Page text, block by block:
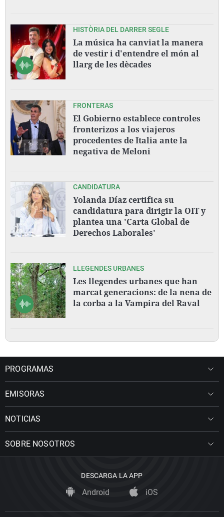
HISTÒRIA DEL DARRER SEGLE
La música ha canviat la manera
de vestir i d'entendre el món al
llarg de les dècades
FRONTERAS
El Gobierno establece controles
fronterizos a los viajeros
procedentes de Italia ante la
negativa de Meloni
CANDIDATURA
Yolanda Díaz certifica su
candidatura para dirigir la OIT y
plantea una 'Carta Global de
Derechos Laborales'
LLEGENDES URBANES
Les llegendes urbanes que han
marcat generacions: de la nena de
la corba a la Vampira del Raval
PROGRAMAS
EMISORAS
NOTICIAS
SOBRE NOSOTROS
DESCARGA LA APP
Android iOS